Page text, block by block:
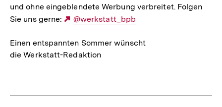
und ohne eingeblendete Werbung verbreitet. Folgen
Sie uns gerne:
Externer
@werkstatt_bpb
Einen entspannten Sommer wünscht
die Werkstatt-Redaktion